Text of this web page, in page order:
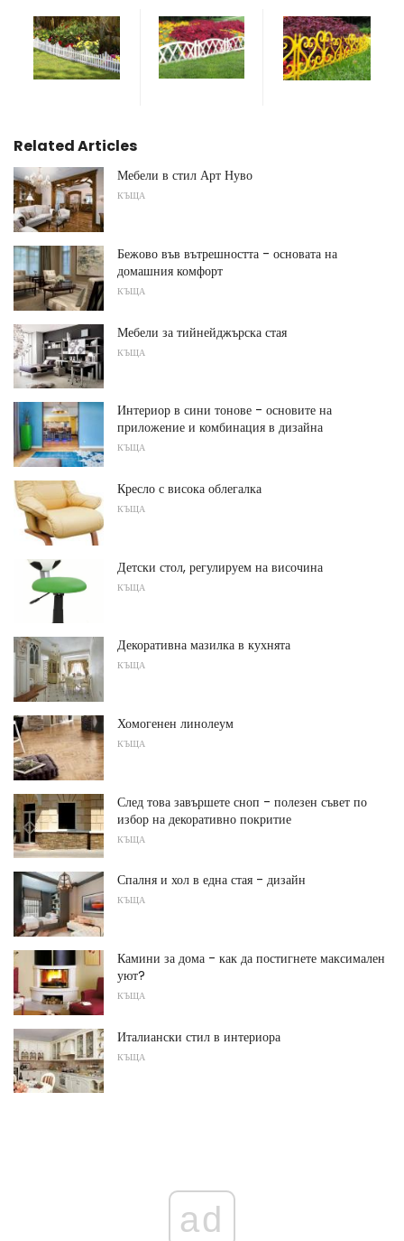
Related Articles
Мебели в стил Арт Нуво
КЪЩА
Бежово във вътрешността - основата на
домашния комфорт
КЪЩА
Мебели за тийнейджърска стая
КЪЩА
Интериор в сини тонове - основите на
приложение и комбинация в дизайна
КЪЩА
Кресло с висока облегалка
КЪЩА
Детски стол, регулируем на височина
КЪЩА
Декоративна мазилка в кухнята
КЪЩА
Хомогенен линолеум
КЪЩА
След това завършете сноп - полезен съвет по
избор на декоративно покритие
КЪЩА
Спалня и хол в една стая - дизайн
КЪЩА
Камини за дома - как да постигнете максимален
уют?
КЪЩА
Италиански стил в интериора
КЪЩА
ad